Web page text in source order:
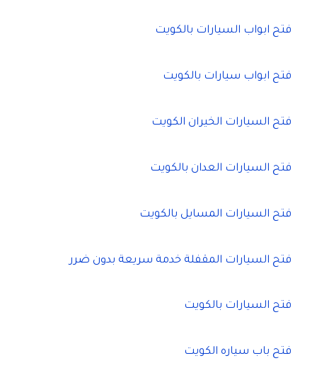
فتح ابواب السيارات بالكويت
فتح ابواب سيارات بالكويت
فتح السيارات الخيران الكويت
فتح السيارات العدان بالكويت
فتح السيارات المسايل بالكويت
فتح السيارات المقفلة خدمة سريعة بدون ضرر
فتح السيارات بالكويت
فتح باب سياره الكويت